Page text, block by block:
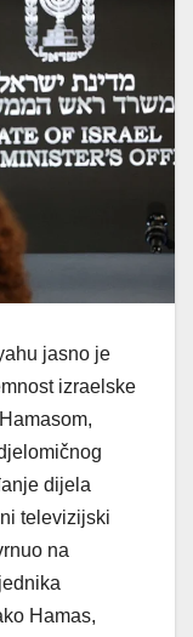
jasno je
izraelske
dijela
televizijski
na
Hamas,